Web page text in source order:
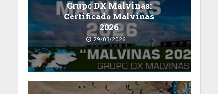
Grupo DX Malvinas:
Certificado Malvinas
2026
29/03/2026